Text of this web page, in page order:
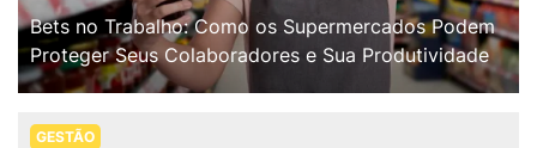
Bets no Trabalho: Como os Supermercados Podem
Proteger Seus Colaboradores e Sua Produtividade
GESTÃO